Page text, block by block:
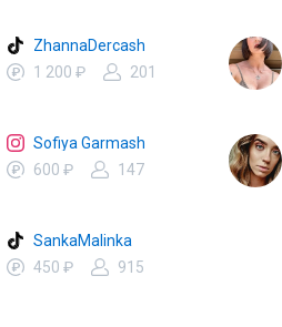
ZhannaDercash
1 200 ₽
201
Sofiya Garmash
600 ₽
147
SankaMalinka
450 ₽
915